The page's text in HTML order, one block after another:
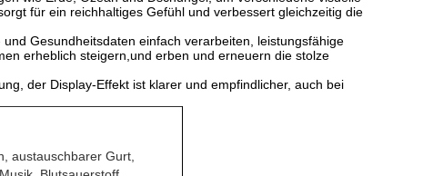
für ein reichhaltiges Gefühl und verbessert gleichzeitig die
Gesundheitsdaten einfach verarbeiten, leistungsfähige
erheblich steigern,und erben und erneuern die stolze
der Display-Effekt ist klarer und empfindlicher, auch bei
austauschbarer Gurt,